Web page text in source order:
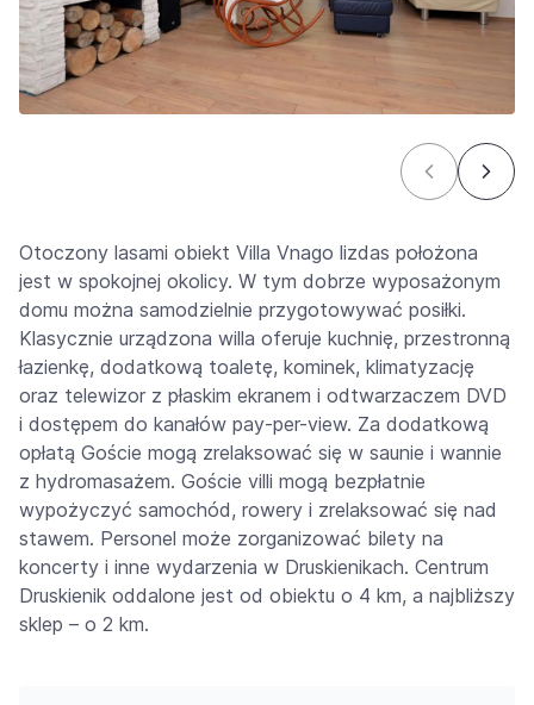
Otoczony lasami obiekt Villa Vnago lizdas położona
jest w spokojnej okolicy. W tym dobrze wyposażonym
domu można samodzielnie przygotowywać posiłki.
Klasycznie urządzona willa oferuje kuchnię, przestronną
łazienkę, dodatkową toaletę, kominek, klimatyzację
oraz telewizor z płaskim ekranem i odtwarzaczem DVD
i dostępem do kanałów pay-per-view. Za dodatkową
opłatą Goście mogą zrelaksować się w saunie i wannie
z hydromasażem. Goście villi mogą bezpłatnie
wypożyczyć samochód, rowery i zrelaksować się nad
stawem. Personel może zorganizować bilety na
koncerty i inne wydarzenia w Druskienikach. Centrum
Druskienik oddalone jest od obiektu o 4 km, a najbliższy
sklep – o 2 km.